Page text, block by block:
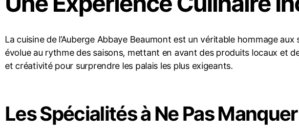
La cuisine de l’Auberge Abbaye Beaumont est un véritable hommage
évolue au rythme des saisons, mettant en avant des produits locaux et
et créativité pour surprendre les palais les plus exigeants.
Les Spécialités à Ne Pas Manquer